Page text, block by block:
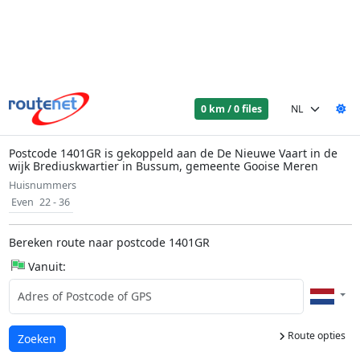
0 km / 0 files
Postcode 1401GR is gekoppeld aan de De Nieuwe Vaart in de
wijk Brediuskwartier in Bussum, gemeente Gooise Meren
Huisnummers
Even 22 - 36
Bereken route naar postcode 1401GR
Vanuit:
Route opties
Laden...
Zoeken